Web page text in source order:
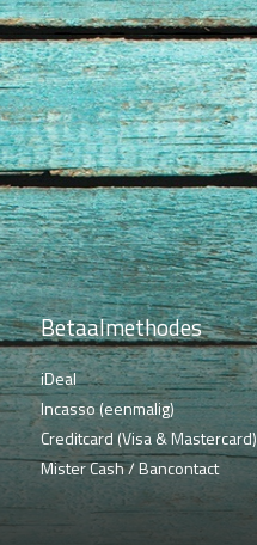
Betaalmethodes
iDeal
Incasso (eenmalig)
Creditcard (Visa & Mastercard)
Mister Cash / Bancontact